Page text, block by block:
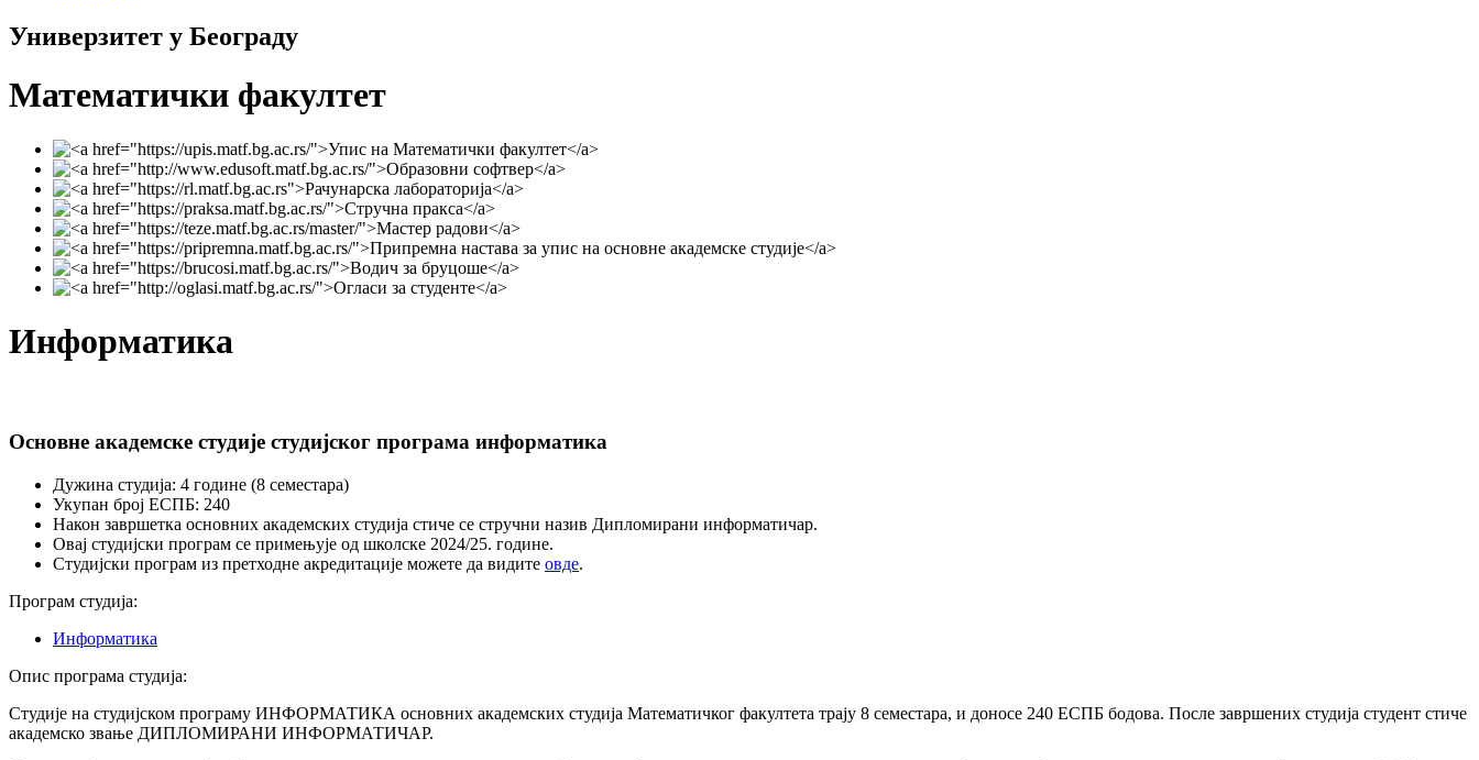
Универзитет у Београду
Математички факултет
Информатика
Основне академске студије студијског програма информатика
Дужина студија: 4 године (8 семестара)
Укупан број ЕСПБ: 240
Након завршетка основних академских студија стиче се стручни назив Дипломирани информатичар.
Овај студијски програм се примењује од школске 2024/25. године.
Студијски програм из претходне акредитације можете да видите овде.
Програм студија:
Информатика
Опис програма студија:
Студије на студијском програму ИНФОРМАТИКА основних академских студија Математичког факултета трају 8 семестара, и доносе 240 ЕСПБ бодова. После завршених студија студент стиче
академско звање ДИПЛОМИРАНИ ИНФОРМАТИЧАР.